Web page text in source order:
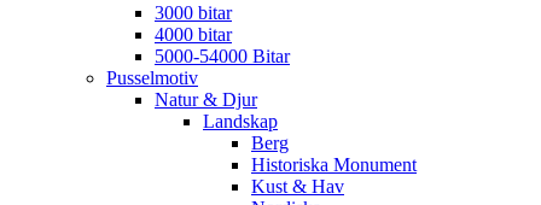
3000 bitar
4000 bitar
5000-54000 Bitar
Pusselmotiv
Natur & Djur
Landskap
Berg
Historiska Monument
Kust & Hav